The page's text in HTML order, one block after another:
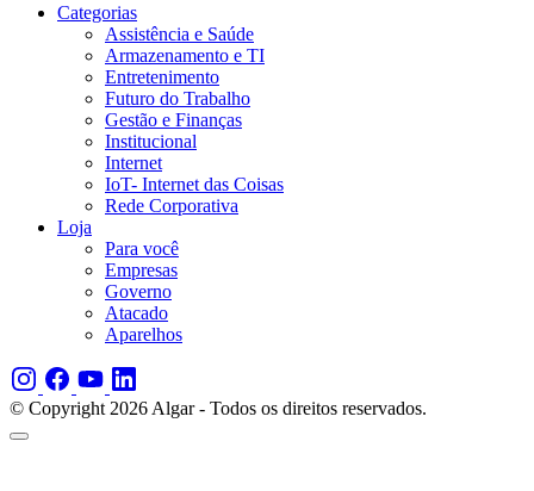
Categorias
Assistência e Saúde
Armazenamento e TI
Entretenimento
Futuro do Trabalho
Gestão e Finanças
Institucional
Internet
IoT- Internet das Coisas
Rede Corporativa
Loja
Para você
Empresas
Governo
Atacado
Aparelhos
© Copyright 2026 Algar - Todos os direitos reservados.